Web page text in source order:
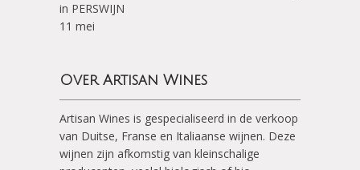
in PERSWIJN
11 mei
Over Artisan Wines
Artisan Wines is gespecialiseerd in de verkoop
van Duitse, Franse en Italiaanse wijnen. Deze
wijnen zijn afkomstig van kleinschalige